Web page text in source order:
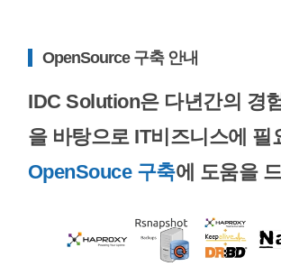
OpenSource 구축 안내
IDC Solution은 다년간의 경
을 바탕으로 IT비즈니스에 필
OpenSouce 구축에 도움을